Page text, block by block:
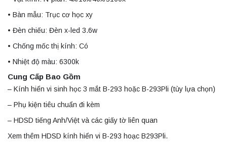
• Bàn mẫu: Trục cơ học xy
• Đèn chiếu: Đèn x-led 3.6w
• Chống mốc thị kính: Có
• Nhiệt độ màu: 6300k
Cung Cấp Bao Gồm
– Kính hiển vi sinh học 3 mắt B-293 hoặc B-293Pli (tùy lựa chọn)
– Phụ kiện tiêu chuẩn đi kèm
– HDSD tiếng Anh/Việt và các giấy tờ liên quan
Xem thêm HDSD kính hiển vi B-293 hoạc B293Pli.